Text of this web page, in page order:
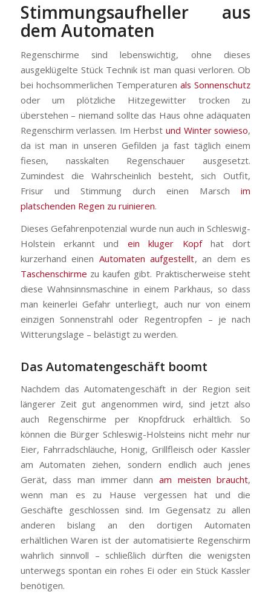
Stimmungsaufheller aus
dem Automaten
Regenschirme sind lebenswichtig, ohne dieses
ausgeklügelte Stück Technik ist man quasi verloren. Ob
bei hochsommerlichen Temperaturenals Sonnenschutz
oder um plötzliche Hitzegewitter trocken zu
überstehen – niemand sollte das Haus ohne adäquaten
Regenschirm verlassen. Im Herbst und Winter sowieso,
da ist man in unseren Gefilden ja fast täglich einem
fiesen, nasskalten Regenschauer ausgesetzt.
Zumindest die Wahrscheinlich besteht, sich Outfit,
Frisur und Stimmung durch einen Marschim
platschenden Regen zu ruinieren.
Dieses Gefahrenpotenzial wurde nun auch in Schleswig-
Holstein erkannt und ein kluger Kopfhat dort
kurzerhand einen Automaten aufgestellt, an dem es
Taschenschirme zu kaufen gibt. Praktischerweise steht
diese Wahnsinnsmaschine in einem Parkhaus, so dass
man keinerlei Gefahr unterliegt, auch nur von einem
einzigen Sonnenstrahl oder Regentropfen – je nach
Witterungslage – belästigt zu werden.
Das Automatengeschäft boomt
Nachdem das Automatengeschäft in der Region seit
längerer Zeit gut angenommen wird, sind jetzt also
auch Regenschirme per Knopfdruck erhältlich. So
können die Bürger Schleswig-Holsteins nicht mehr nur
Eier, Fahrradschläuche, Honig, Grillfleisch oder Kassler
am Automaten ziehen, sondern endlich auch jenes
Gerät, dass man immer dannam meisten braucht,
wenn man es zu Hause vergessen hat und die
Geschäfte geschlossen sind. Im Gegensatz zu allen
anderen bislang an den dortigen Automaten
erhältlichen Waren ist der automatisierte Regenschirm
wahrlich sinnvoll – schließlich dürften die wenigsten
unterwegs spontan ein rohes Ei oder ein Stück Kassler
benötigen.